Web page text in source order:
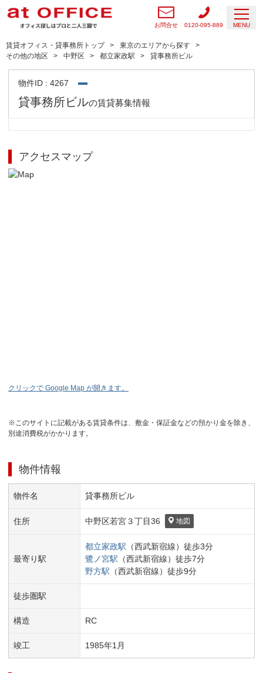
お問合せ 0120-095-889 MENU
賃貸オフィス・貸事務所トップ
東京のエリアから探す
その他の地区
中野区 都立家政駅 貸事務所ビル
物件ID : 4267
貸事務所ビルの賃貸募集情報
アクセスマップ
クリックで Google Map が開きます。
※このサイトに記載がある賃貸条件は、敷金・保証金などの預かり金を除き、
別途消費税がかかります。
物件情報
物件名 貸事務所ビル
住所 中野区若宮３丁目36 地図
最寄り駅
都立家政駅 （西武新宿線） 徒歩3分
鷺ノ宮駅 （西武新宿線） 徒歩7分
野方駅 （西武新宿線） 徒歩9分
徒歩圏駅
構造 RC
竣工 1985年1 月